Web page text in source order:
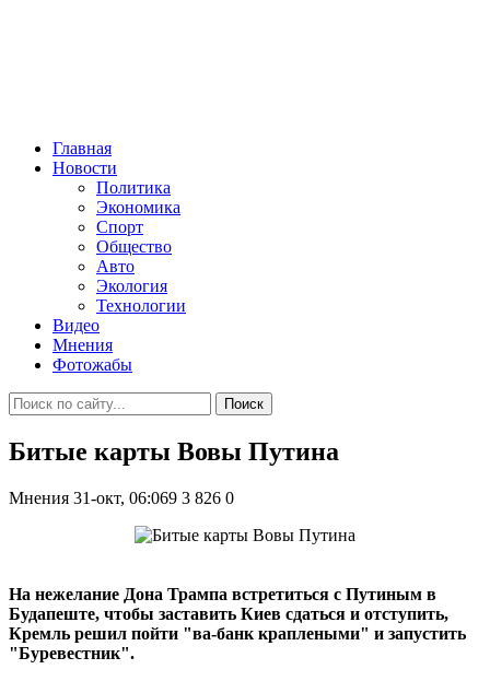
Главная
Новости
Политика
Экономика
Спорт
Общество
Авто
Экология
Технологии
Видео
Мнения
Фотожабы
Поиск
Битые карты Вовы Путина
Мнения 31-окт, 06:069 3 826 0
На нежелание Дона Трампа встретиться с Путиным в
Будапеште, чтобы заставить Киев сдаться и отступить,
Кремль решил пойти "ва-банк краплеными" и запустить
"Буревестник".